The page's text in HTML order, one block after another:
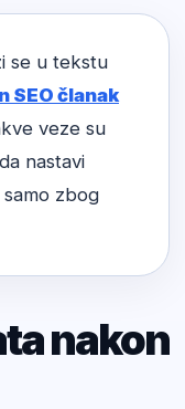
se u tekstu
SEO članak
veze su
nastavi
zbog
nakon